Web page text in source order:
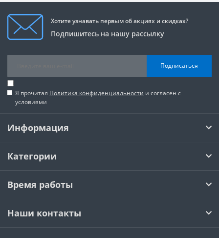
Хотите узнавать первым об акциях и скидках?
Подпишитесь на нашу рассылку
Подписаться
Я прочитал Политика конфиденциальности и согласен с
условиями
Информация
Категории
Время работы
Наши контакты